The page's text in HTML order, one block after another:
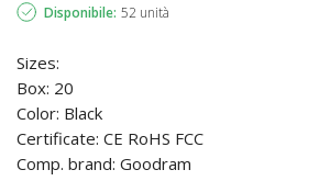
Disponibile: 52 unità
Sizes:
Box: 20
Color: Black
Certificate: CE RoHS FCC
Comp. brand: Goodram